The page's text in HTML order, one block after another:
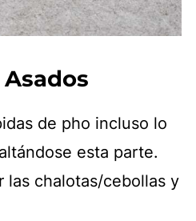
de pho incluso lo
esta parte.
las chalotas/cebollas y